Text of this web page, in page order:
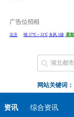
广告位招租
网站关键词：
资讯 综合资讯